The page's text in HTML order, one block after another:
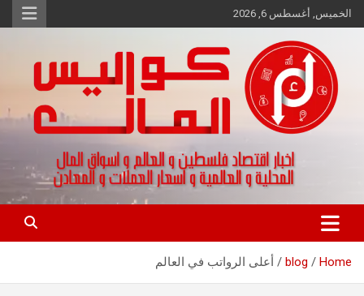
Skip
to
الخميس, أغسطس 6, 2026
كواليس المال
اخبار اقتصاد فلسطين و العالم و تقارير اسواق المال و العملات
Home
blog أعلى الرواتب في العالم